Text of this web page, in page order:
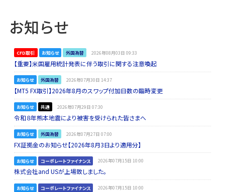
お知らせ
CFD取引 お知らせ 外国為替 2026年08月03日 09:33
【重要】米国雇用統計発表に伴う取引に関する注意喚起
お知らせ 外国為替 2026年07月30日 14:37
【MT5 FX取引】2026年8月のスワップ付加日数の臨時変更
お知らせ 共通 2026年07月29日 07:30
令和８年熊本地震により被害を受けられた皆さまへ
お知らせ 外国為替 2026年07月27日 07:00
FX証拠金のお知らせ【2026年8月3日より適用分】
お知らせ コーポレートファイナンス 2026年07月15日 10:00
株式会社and USが上場致しました。
お知らせ コーポレートファイナンス 2026年07月15日 10:00